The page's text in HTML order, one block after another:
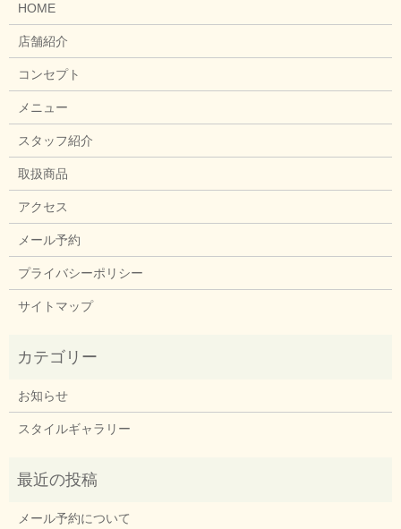
HOME
店舗紹介
コンセプト
メニュー
スタッフ紹介
取扱商品
アクセス
メール予約
プライバシーポリシー
サイトマップ
お知らせ
スタイルギャラリー
メール予約について